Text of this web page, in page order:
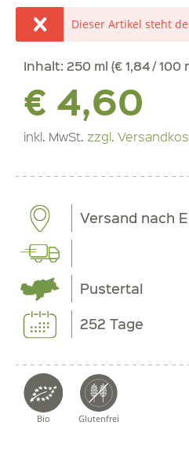
Dieser Artikel steht
Inhalt: 250 ml (€ 1,84 / 100
€ 4,60
inkl. MwSt. zzgl.
Versand nach
Pustertal
252 Tage
Bio Glutenfrei